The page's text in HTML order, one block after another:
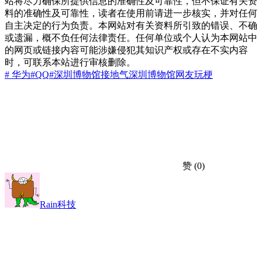
料的准确性及可靠性，读者在使用前请进一步核实，并对任何
自主决定的行为负责。本网站对有关资料所引致的错误、不确
或遗漏，概不负任何法律责任。任何单位或个人认为本网站中
的网页或链接内容可能涉嫌侵犯其知识产权或存在不实内容
时，可联系本站进行审核删除。
# 华为#QQ#深圳 博物馆接地气深圳博物馆网友玩梗
赞 (0)
Rain科技